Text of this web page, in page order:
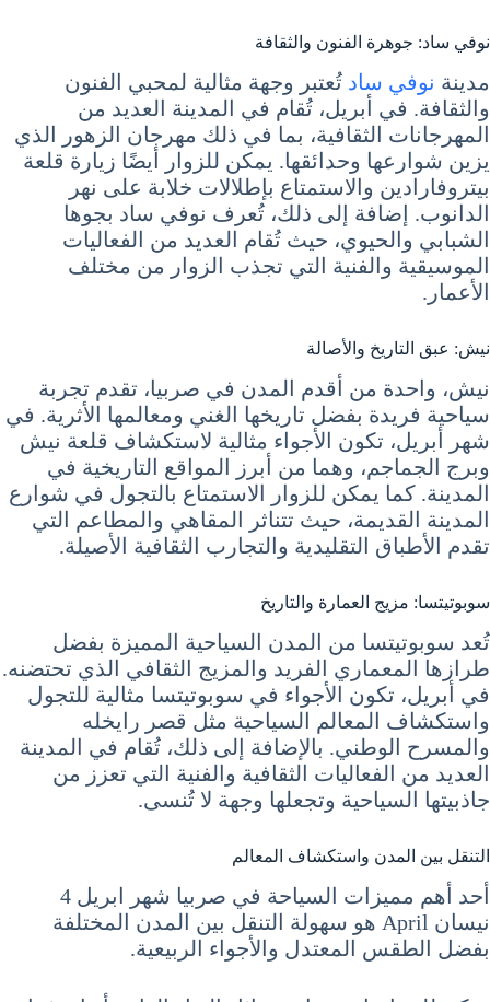
نوفي ساد: جوهرة الفنون والثقافة
مدينة نوفي ساد تُعتبر وجهة مثالية لمحبي الفنون
والثقافة. في أبريل، تُقام في المدينة العديد من
المهرجانات الثقافية، بما في ذلك مهرجان الزهور الذي
يزين شوارعها وحدائقها. يمكن للزوار أيضًا زيارة قلعة
بيتروفارادين والاستمتاع بإطلالات خلابة على نهر
الدانوب. إضافة إلى ذلك، تُعرف نوفي ساد بجوها
الشبابي والحيوي، حيث تُقام العديد من الفعاليات
الموسيقية والفنية التي تجذب الزوار من مختلف
الأعمار.
نيش: عبق التاريخ والأصالة
نيش، واحدة من أقدم المدن في صربيا، تقدم تجربة
سياحية فريدة بفضل تاريخها الغني ومعالمها الأثرية. في
شهر أبريل، تكون الأجواء مثالية لاستكشاف قلعة نيش
وبرج الجماجم، وهما من أبرز المواقع التاريخية في
المدينة. كما يمكن للزوار الاستمتاع بالتجول في شوارع
المدينة القديمة، حيث تتناثر المقاهي والمطاعم التي
تقدم الأطباق التقليدية والتجارب الثقافية الأصيلة.
سوبوتيتسا: مزيج العمارة والتاريخ
تُعد سوبوتيتسا من المدن السياحية المميزة بفضل
طرازها المعماري الفريد والمزيج الثقافي الذي تحتضنه.
في أبريل، تكون الأجواء في سوبوتيتسا مثالية للتجول
واستكشاف المعالم السياحية مثل قصر رايخله
والمسرح الوطني. بالإضافة إلى ذلك، تُقام في المدينة
العديد من الفعاليات الثقافية والفنية التي تعزز من
جاذبيتها السياحية وتجعلها وجهة لا تُنسى.
التنقل بين المدن واستكشاف المعالم
أحد أهم مميزات السياحة في صربيا شهر ابريل 4
نيسان April هو سهولة التنقل بين المدن المختلفة
بفضل الطقس المعتدل والأجواء الربيعية.